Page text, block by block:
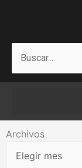
Archivos
Archivos